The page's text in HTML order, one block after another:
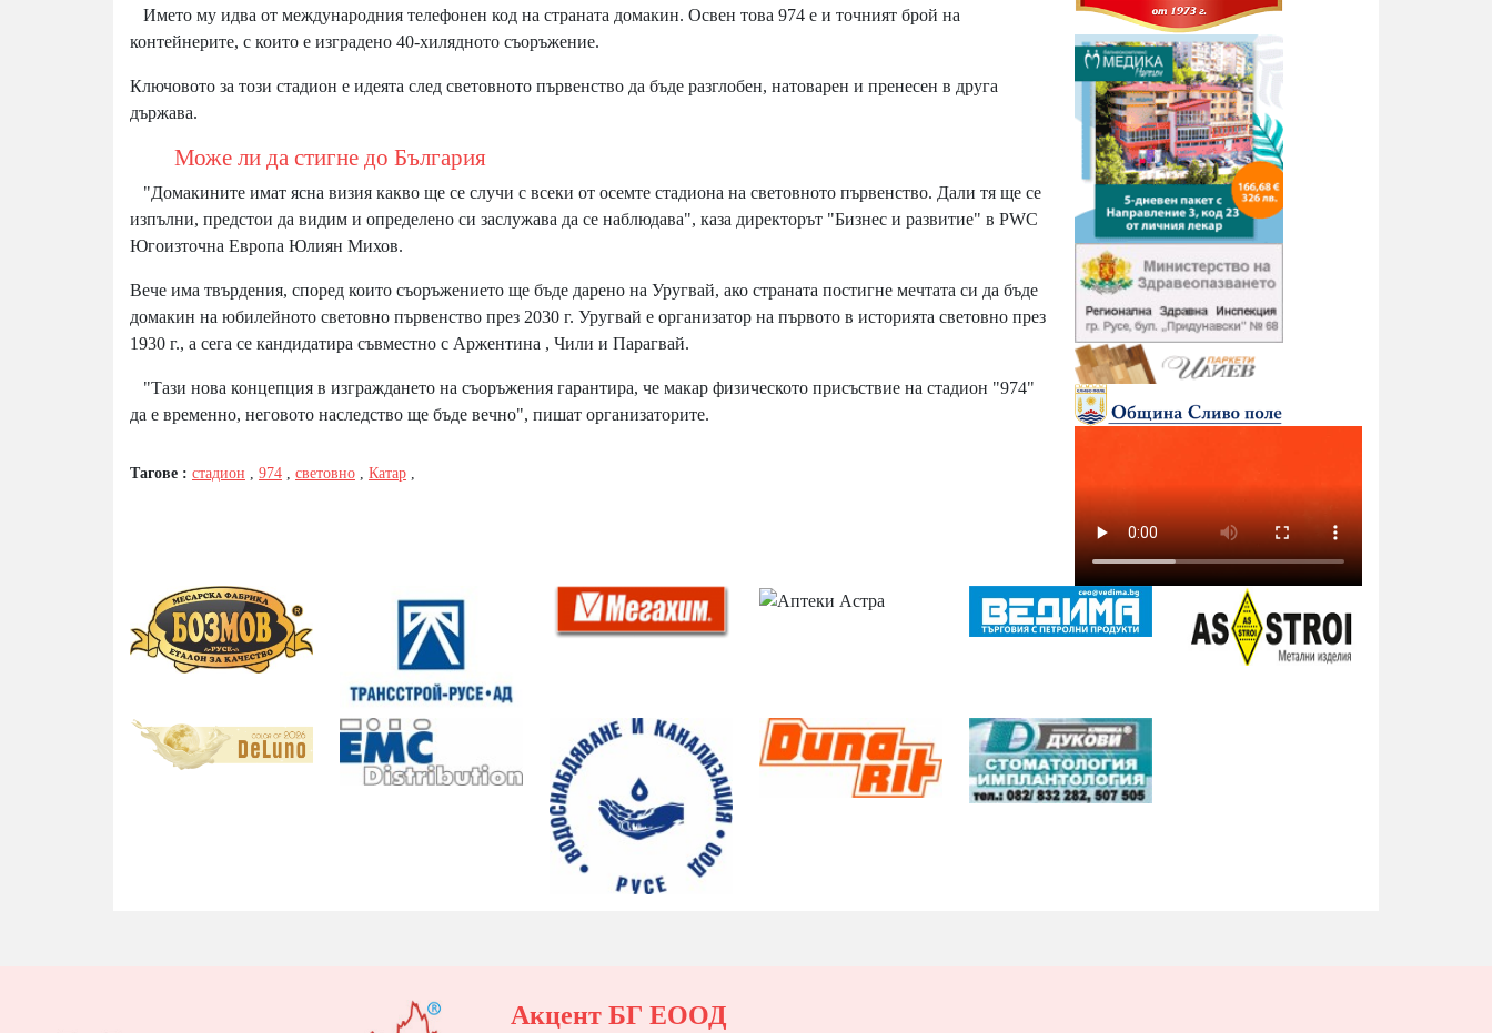
Името му идва от международния телефонен код на страната домакин. Освен това 974 е и точният брой на
контейнерите, с които е изградено 40-хилядното съоръжение.
Ключовото за този стадион е идеята след световното първенство да бъде разглобен, натоварен и пренесен в друга
държава.
Може ли да стигне до България
"Домакините имат ясна визия какво ще се случи с всеки от осемте стадиона на световното първенство. Дали тя ще се
изпълни, предстои да видим и определено си заслужава да се наблюдава", каза директорът "Бизнес и развитие" в PWC
Югоизточна Европа Юлиян Михов.
Вече има твърдения, според които съоръжението ще бъде дарено на Уругвай, ако страната постигне мечтата си да бъде
домакин на юбилейното световно първенство през 2030 г. Уругвай е организатор на първото в историята световно през
1930 г., а сега се кандидатира съвместно с Аржентина , Чили и Парагвай.
"Тази нова концепция в изграждането на съоръжения гарантира, че макар физическото присъствие на стадион "974"
да е временно, неговото наследство ще бъде вечно", пишат организаторите.
Тагове : стадион 974 световно Катар
Акцент БГ ЕООД